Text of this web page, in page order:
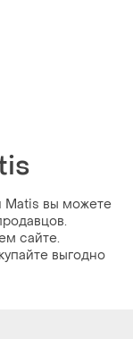
Matis вы можете
сайте.
выгодно